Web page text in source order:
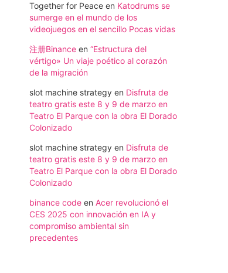
Together for Peace en Katodrums se
sumerge en el mundo de los
videojuegos en el sencillo Pocas vidas
注册Binance en “Estructura del
vértigo» Un viaje poético al corazón
de la migración
slot machine strategy en Disfruta de
teatro gratis este 8 y 9 de marzo en
Teatro El Parque con la obra El Dorado
Colonizado
slot machine strategy en Disfruta de
teatro gratis este 8 y 9 de marzo en
Teatro El Parque con la obra El Dorado
Colonizado
binance code en Acer revolucionó el
CES 2025 con innovación en IA y
compromiso ambiental sin
precedentes